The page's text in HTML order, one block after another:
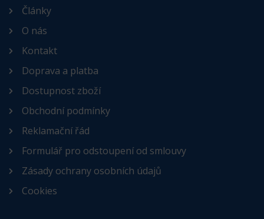
Články
O nás
Kontakt
Doprava a platba
Dostupnost zboží
Obchodní podmínky
Reklamační řád
Formulář pro odstoupení od smlouvy
Zásady ochrany osobních údajů
Cookies